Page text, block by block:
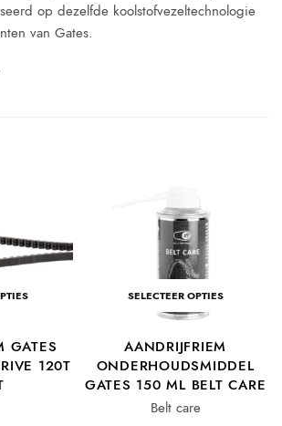
op dezelfde koolstofvezeltechnologie
van Gates.
GATES
120T
SELECTEER OPTIES
AANDRIJFRIEM
ONDERHOUDSMIDDEL
GATES 150 ML BELT CARE
Belt care